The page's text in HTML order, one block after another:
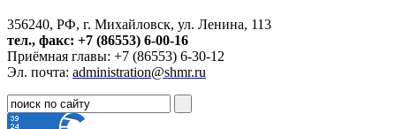
356240, РФ, г. Михайловск, ул. Ленина, 113
тел., факс: +7 (86553) 6-00-16
Приёмная главы: +7 (86553) 6-30-12
Эл. почта: administration@shmr.ru